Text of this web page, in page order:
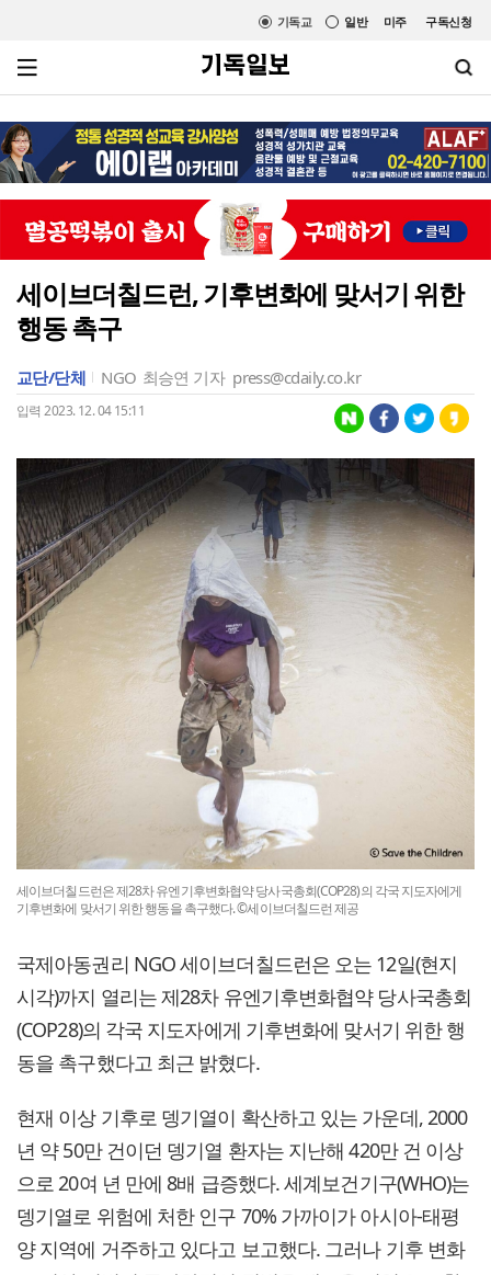
미주 구독신청
일반
기독교
세이브더칠드런, 기후변화에 맞서기 위한
행동 촉구
교단/단체 NGO 최승연 기자 press@cdaily.co.kr
입력 2023. 12. 04 15:11
세이브더칠드런은 제28차 유엔기후변화협약 당사국총회(COP28)의 각국 지도자에게
기후변화에 맞서기 위한 행동을 촉구했다. ©세이브더칠드런 제공
국제아동권리 NGO 세이브더칠드런은 오는 12일(현지
시각)까지 열리는 제28차 유엔기후변화협약 당사국총회
(COP28)의 각국 지도자에게 기후변화에 맞서기 위한 행
동을 촉구했다고 최근 밝혔다.
현재 이상 기후로 뎅기열이 확산하고 있는 가운데, 2000
년 약 50만 건이던 뎅기열 환자는 지난해 420만 건 이상
으로 20여 년 만에 8배 급증했다. 세계보건기구(WHO)는
뎅기열로 위험에 처한 인구 70% 가까이가 아시아-태평
양 지역에 거주하고 있다고 보고했다. 그러나 기후 변화